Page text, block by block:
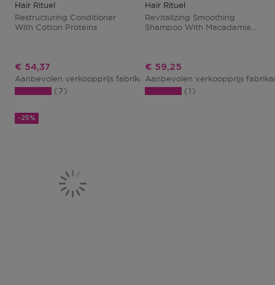
Hair Rituel
Restructuring Conditioner
With Cotton Proteins
Kortingsprijs
€ 54,37
Aanbevolen verkoopprijs fabrikant€ 72,50
7
Hair Rituel
Revitalizing Smoothing
Shampoo With Macadamia
Kortingsprijs
€ 59,25
Aanbevolen verkoopprijs
1
-25%